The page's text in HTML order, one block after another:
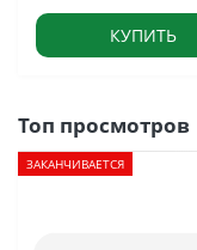
КУПИТЬ
Топ просмотров
ЗАКАНЧИВАЕТСЯ